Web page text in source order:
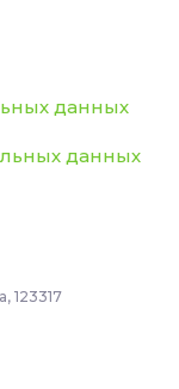
данных
данных
123317